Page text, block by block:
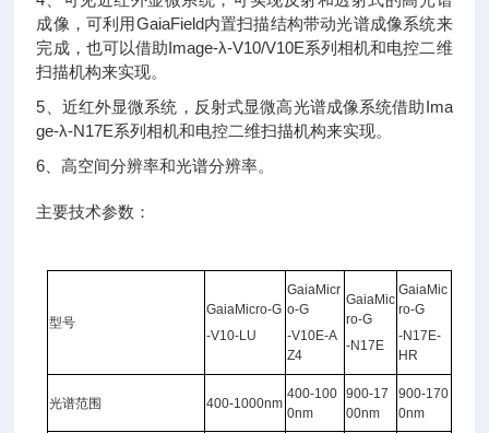
成像，可利用GaiaField内置扫描结构带动光谱成像系统来
完成，也可以借助Image-λ-V10/V10E系列相机和电控二维
扫描机构来实现。
5、近红外显微系统，反射式显微高光谱成像系统借助Ima
ge-λ-N17E系列相机和电控二维扫描机构来实现。
6、高空间分辨率和光谱分辨率。
主要技术参数：
型号
GaiaMicro-G
-V10-LU
GaiaMicr
o-G
-V10E-A
Z4
GaiaMic
ro-G
-N17E
GaiaMic
ro-G
-N17E-
HR
光谱范围 400-1000nm
400-100
0nm
900-17
00nm
900-170
0nm